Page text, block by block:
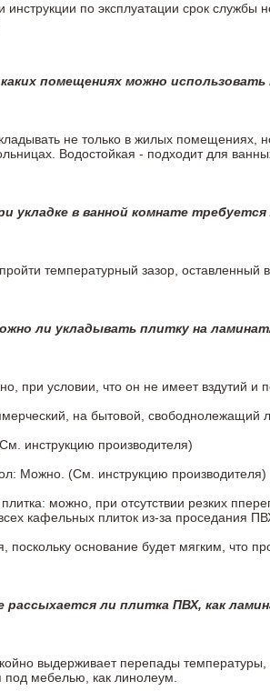
инструкции по эксплуатации срок
помещениях можно
не только в жилых помещениях,
Водостойкая - подходит для
укладке в ванной комнате
температурный зазор,
ли укладывать плитку на
при условии, что он не имеет вздутий
на бытовой, свободнолежащий
инструкцию производителя)
Можно. (См. инструкцию производителя)
можно, при отсутствии резких
кафельных плиток из-за проседания
поскольку основание будет мягким, что
рассыхается ли плитка ПВХ, как
выдерживает перепады температуры,
под мебелью, как линолеум.